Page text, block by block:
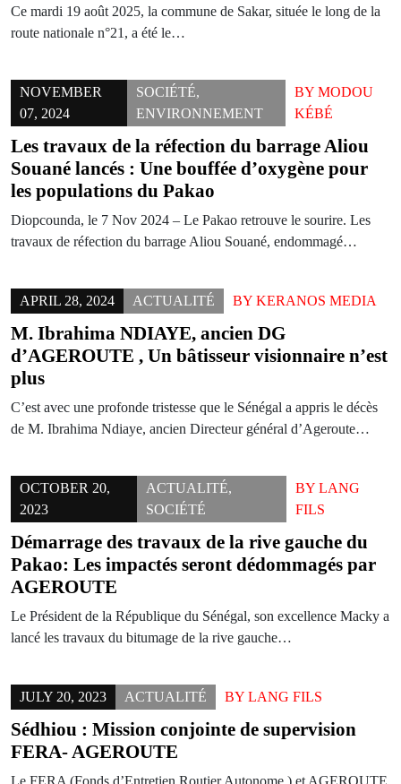
Ce mardi 19 août 2025, la commune de Sakar, située le long de la
route nationale n°21, a été le…
NOVEMBER
07, 2024
SOCIÉTÉ,
ENVIRONNEMENT
BY MODOU
KÉBÉ
Les travaux de la réfection du barrage Aliou
Souané lancés : Une bouffée d’oxygène pour
les populations du Pakao
Diopcounda, le 7 Nov 2024 – Le Pakao retrouve le sourire. Les
travaux de réfection du barrage Aliou Souané, endommagé…
APRIL 28, 2024 ACTUALITÉ BY KERANOS MEDIA
M. Ibrahima NDIAYE, ancien DG
d’AGEROUTE , Un bâtisseur visionnaire n’est
plus
C’est avec une profonde tristesse que le Sénégal a appris le décès
de M. Ibrahima Ndiaye, ancien Directeur général d’Ageroute…
OCTOBER 20,
2023
ACTUALITÉ,
SOCIÉTÉ
BY LANG
FILS
Démarrage des travaux de la rive gauche du
Pakao: Les impactés seront dédommagés par
AGEROUTE
Le Président de la République du Sénégal, son excellence Macky a
lancé les travaux du bitumage de la rive gauche…
JULY 20, 2023 ACTUALITÉ BY LANG FILS
Sédhiou : Mission conjointe de supervision
FERA- AGEROUTE
Le FERA (Fonds d’Entretien Routier Autonome ) et AGEROUTE